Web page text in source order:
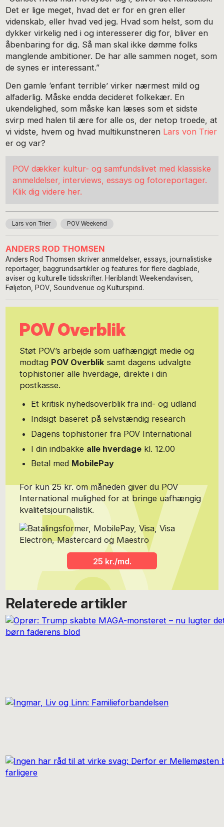
Det er lige meget, hvad det er for en gren eller
videnskab, eller hvad ved jeg. Hvad som helst, som du
dykker virkelig ned i og interesserer dig for, bliver en
åbenbaring for dig. Så man skal ikke dømme folks
manglende ambitioner. De har alle sammen noget, som
de synes er interessant.”
Den gamle ‘enfant terrible’ virker nærmest mild og
alfaderlig. Måske endda decideret folkekær. En
ukendelighed, som måske kan læses som et sidste
svirp med halen til ære for alle os, der netop troede, at
vi vidste, hvem og hvad multikunstneren Lars von Trier
er og var?
POV dækker kultur- og samfundslivet med klassiske
anmeldelser, interviews, essays og fotoreportager.
Klik dig videre her.
Lars von Trier POV Weekend
ANDERS ROD THOMSEN
Anders Rod Thomsen skriver anmeldelser, essays, journalistiske
reportager, baggrundsartikler og features for flere dagblade,
aviser og kulturelle tidsskrifter. Heriblandt Weekendavisen,
Føljeton, POV, Soundvenue og Kulturspind.
POV Overblik
Støt POV’s arbejde som uafhængigt medie og
modtag POV Overbliksamt dagens udvalgte
tophistorier alle hverdage, direkte i din
postkasse.
Et kritisk nyhedsoverblik fra ind- og udland
Indsigt baseret på selvstændig research
Dagens tophistorier fra POV International
I din indbakke alle hverdage kl. 12.00
Betal med MobilePay
For kun 25 kr. om måneden giver du POV
International mulighed for at bringe uafhængig
kvalitetsjournalistik.
25 kr./md.
Relaterede artikler